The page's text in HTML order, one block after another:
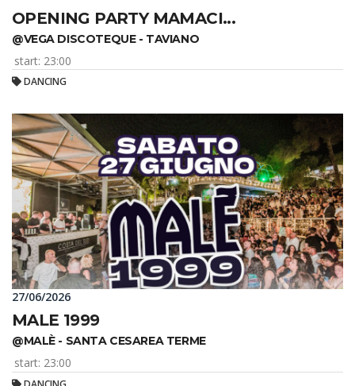
OPENING PARTY MAMACI...
@VEGA DISCOTEQUE - TAVIANO
start: 23:00
DANCING
27/06/2026
MALE 1999
@MALÈ - SANTA CESAREA TERME
start: 23:00